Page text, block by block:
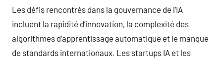
Les défis rencontrés dans la gouvernance de l’IA
incluent la rapidité d’innovation, la complexité des
algorithmes d’apprentissage automatique et le manque
de standards internationaux. Les startups IA et les